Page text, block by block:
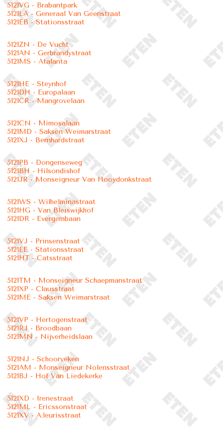
5121VG - Brabantpark
5121LA - Generaal Van Geenstraat
5121EB - Stationsstraat
5121ZN - De Vucht
5121AN - Gerbrandystraat
5121MS - Atalanta
5121HE - Steynhof
5121DH - Europalaan
5121CR - Mangrovelaan
5121CN - Mimosalaan
5121MD - Saksen Weimarstraat
5121XJ - Bernhardstraat
5121PB - Dongenseweg
5121BH - Hilsondishof
5121JR - Monseigneur Van Hooydonkstraat
5121WS - Wilhelminastraat
5121HG - Van Bleiswijkhof
5121DR - Evergembaan
5121VJ - Prinsenstraat
5121EE - Stationsstraat
5121HT - Catsstraat
5121TM - Monseigneur Schaepmanstraat
5121XP - Clausstraat
5121ME - Saksen Weimarstraat
5121VP - Hertogenstraat
5121RJ - Broodbaan
5121MN - Nijverheidslaan
5121NJ - Schoorveken
5121AM - Monseigneur Nolensstraat
5121BJ - Hof Van Liedekerke
5121XD - Irenestraat
5121ML - Ericssonstraat
5121XV - A.leurisstraat